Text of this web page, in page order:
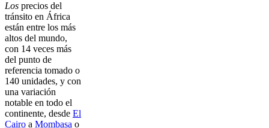
Los precios del
tránsito en África
están entre los más
altos del mundo,
con 14 veces más
del punto de
referencia tomado o
140 unidades, y con
una variación
notable en todo el
continente, desde El
Cairo a Mombasa o